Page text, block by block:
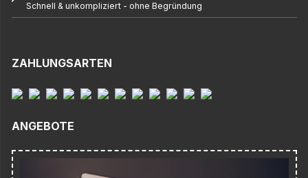
Schnell & unkompliziert - ohne Begründung
ZAHLUNGSARTEN
ANGEBOTE